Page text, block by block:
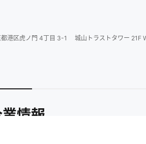
都港区虎ノ門 4丁目 3-1 城山トラストタワー 21F
情報